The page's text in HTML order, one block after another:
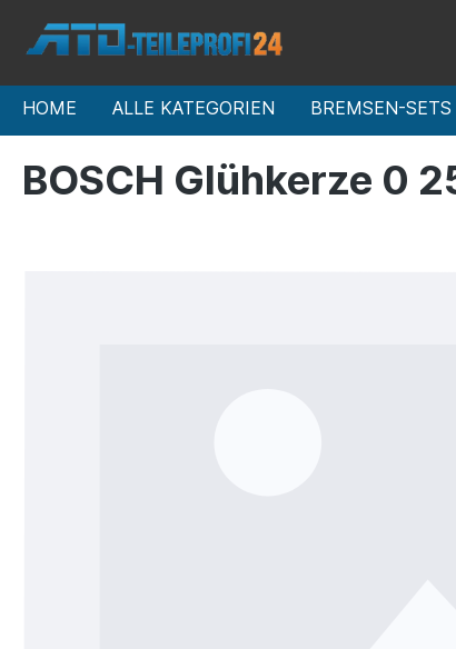
HOME ALLE KATEGORIEN BREMSEN-SETS
BOSCH Glühkerze 0